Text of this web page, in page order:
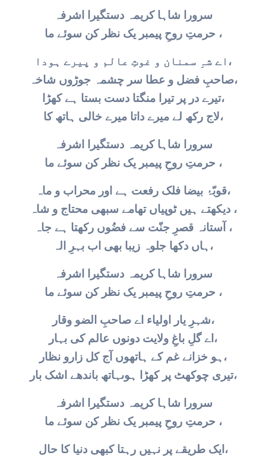
سرورا شاہا کریمہ دستگیرا اشرفہ
حرمتِ روحِ پیمبر یک نظر کن سوئے ما ،
اے شہِ سمنان و غوثِ عالم و پیرے ہودا،
صاحبِ فضل و عطا سر چشمہ جوڑوں شاخہ،
تیرے در پر تیرا منگتا دست بستا ہے کھڑا،
لاج رکھ لے میرے داتا میرے خالی ہاتھ کا،
سرورا شاہا کریمہ دستگیرا اشرفہ
حرمتِ روحِ پیمبر یک نظر کن سوئے ما ،
قوبّۂ بیضا فلک رفعت ہے اور محراب و ماہ،
دیکھتے ہیں ٹوپیاں تھامے سبھی محتاج و شاہ ،
آستانہ قصرِ جنّت سے فضُوں رکھتا ہے جاہ ،
ہاں دکھا جلوہ زیبا بھی اب بہرِ الہ،
سرورا شاہا کریمہ دستگیرا اشرفہ
حرمتِ روحِ پیمبر یک نظر کن سوئے ما ،
شہرِ یار اولیاء اے صاحبِ الضو وقار،
اے گلِ باغِ ولایت دونوں عالم کی بہار،
ہو خزانے غم کے ہاتھوں آج کل زارو نظار،
تیری چوکھٹ پر کھڑا ہوںہاتھ باندھے اشک بار،
سرورا شاہا کریمہ دستگیرا اشرفہ
حرمتِ روحِ پیمبر یک نظر کن سوئے ما ،
ایک طریقے پر نہیں رہتا کبھی دنیا کا حال،